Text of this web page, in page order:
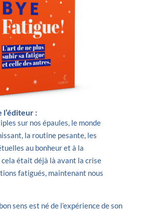
l’éditeur :
sur nos épaules, le monde
la routine pesante, les
au bonheur et à la
était déjà là avant la crise
fatigués, maintenant nous
sens est né de l’expérience de son